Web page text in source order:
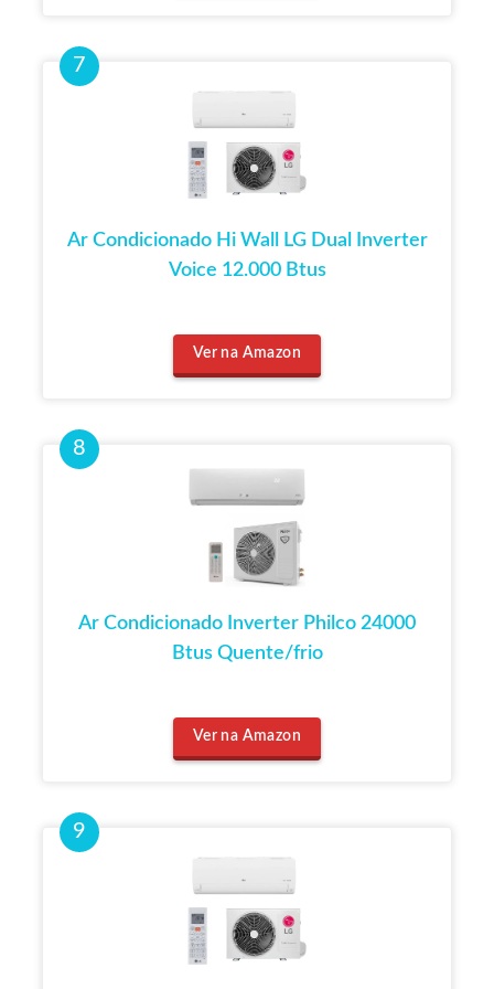
Ar Condicionado Hi Wall LG Dual Inverter
Voice 12.000 Btus
Ver na Amazon
Ar Condicionado Inverter Philco 24000
Btus Quente/frio
Ver na Amazon